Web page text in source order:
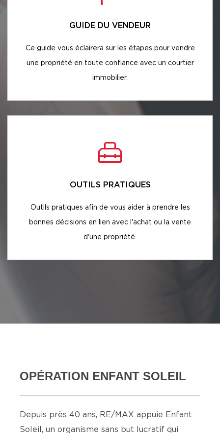
GUIDE DU VENDEUR
Ce guide vous éclairera sur les étapes pour vendre
une propriété en toute confiance avec un courtier
immobilier.
OUTILS PRATIQUES
Outils pratiques afin de vous aider à prendre les
bonnes décisions en lien avec l'achat ou la vente
d'une propriété.
OPÉRATION ENFANT SOLEIL
Depuis près 40 ans, RE/MAX appuie Enfant
Soleil, un organisme sans but lucratif qui